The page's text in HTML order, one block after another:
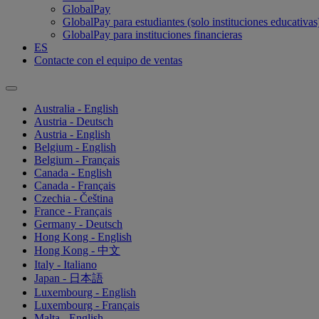
GlobalPay
GlobalPay para estudiantes (solo instituciones
GlobalPay para instituciones financieras
ES
Contacte con el equipo de ventas
Australia - English
Austria - Deutsch
Austria - English
Belgium - English
Belgium - Français
Canada - English
Canada - Français
Czechia - Čeština
France - Français
Germany - Deutsch
Hong Kong - English
Hong Kong - 中文
Italy - Italiano
Japan - 日本語
Luxembourg - English
Luxembourg - Français